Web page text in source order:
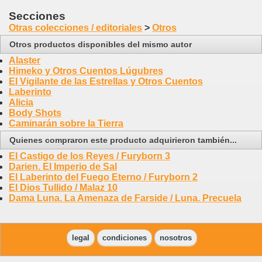
Secciones
Otras colecciones / editoriales > Otros
Otros productos disponibles del mismo autor
Alaster
Himeko y Otros Cuentos Lúgubres
El Vigilante de las Estrellas y Otros Cuentos
Laberinto
Alicia
Body Shots
Caminarán sobre la Tierra
Quienes compraron este producto adquirieron también...
El Castigo de los Reyes / Furyborn 3
Darien. El Imperio de Sal
El Laberinto del Fuego Eterno / Furyborn 2
El Dios Tullido / Malaz 10
Dama Luna. La Amenaza de Farside / Luna. Precuela
legal condiciones nosotros